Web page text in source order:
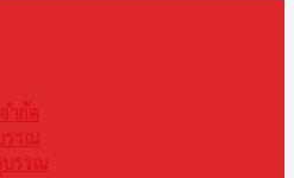
ำกัด
รรณ
บรรณ